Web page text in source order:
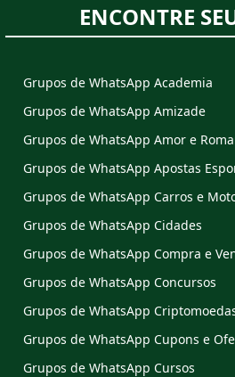
ENCONTRE
Grupos de WhatsApp Academia
Grupos de WhatsApp Amizade
Grupos de WhatsApp Amor e
Grupos de WhatsApp Apostas
Grupos de WhatsApp Carros e
Grupos de WhatsApp Cidades
Grupos de WhatsApp Compra e
Grupos de WhatsApp Concursos
Grupos de WhatsApp
Grupos de WhatsApp Cupons e
Grupos de WhatsApp Cursos